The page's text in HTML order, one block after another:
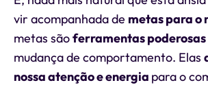
vir acompanhada de metas para o
metas sãoferramentas poderosas
mudança de comportamento. Elas
nossa atenção e energia para o